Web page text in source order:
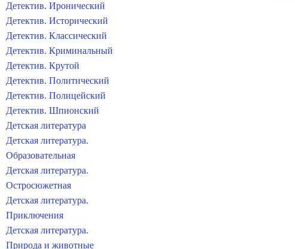
Детектив. Иронический
Детектив. Исторический
Детектив. Классический
Детектив. Криминальный
Детектив. Крутой
Детектив. Политический
Детектив. Полицейский
Детектив. Шпионский
Детская литература
Детская литература.
Образовательная
Детская литература.
Остросюжетная
Детская литература.
Приключения
Детская литература.
Природа и животные